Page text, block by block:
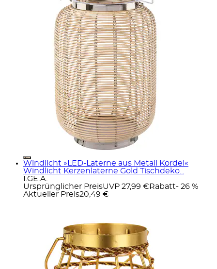
Windlicht »LED-Laterne aus Metall Kordel«
Windlicht Kerzenlaterne Gold Tischdeko...
I.GE.A.
Ursprünglicher PreisUVP 27,99 € Rabatt- 26 %
Aktueller Preis20,49 €